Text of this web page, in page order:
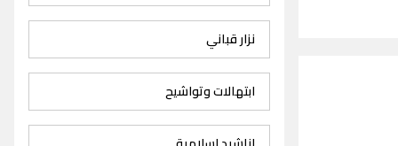
نزار قباني
ابتهالات وتواشيح